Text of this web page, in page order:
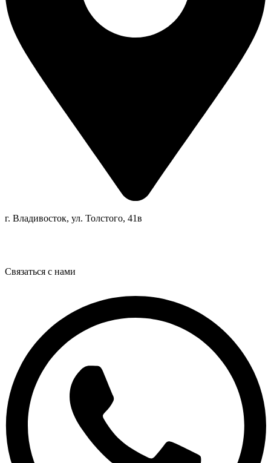
г. Владивосток, ул. Толстого, 41в
Связаться с нами